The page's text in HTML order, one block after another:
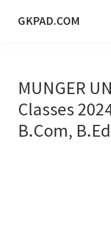
GKPAD.COM
PORTAL
MUNGER
Classes
B.Com,